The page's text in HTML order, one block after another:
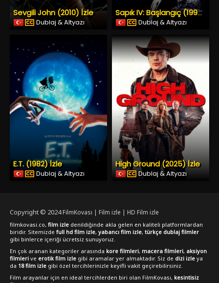
Sevgili John (2010) İzle
Dublaj & Altyazı
Sapık IV: Başlangıç (1990) İzle
Dublaj & Altyazı
E.T. (1982) İzle
Dublaj & Altyazı
High Ground (2025) İzle
Dublaj & Altyazı
Copyright © 2024FilmKovası | Film izle | HD Film izle
filmkovasi.co, film izle denildiğinde akla gelen en kaliteli platformlardan
biridir. Sitemizde full hd film izle, yabancı film izle, türkçe dublaj filmler
gibi binlerce içeriği ücretsiz sunuyoruz.
En çok aranan kategoriler arasında kore filmleri, macera filmleri, aksiyon
filmleri ve erotik film izle gibi aramalar yer almaktadır. Siz de dizi izle ya
da 18 film izle gibi özel tercihlerinizle keyifli vakit geçirebilirsiniz.
Film arayanlar için en ideal tercihlerden biri olan FilmKovası, kesintisiz